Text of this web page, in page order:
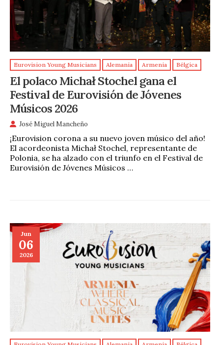
Eurovision Young Musicians Alemania Armenia Bélgica
El polaco Michał Stochel gana el
Festival de Eurovisión de Jóvenes
Músicos 2026
José Miguel Mancheño
¡Eurovision corona a su nuevo joven músico del año!
El acordeonista Michał Stochel, representante de
Polonia, se ha alzado con el triunfo en el Festival de
Eurovisión de Jóvenes Músicos …
Jun
06
2026